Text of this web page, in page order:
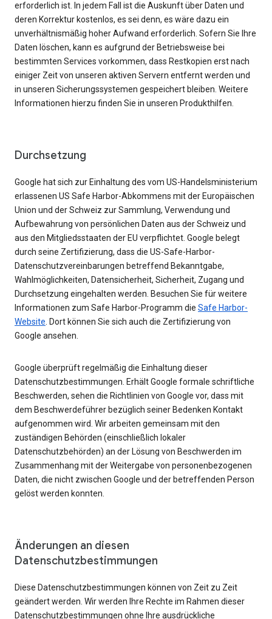
erforderlich ist. In jedem Fall ist die Auskunft über Daten und
deren Korrektur kostenlos, es sei denn, es wäre dazu ein
unverhältnismäßig hoher Aufwand erforderlich. Sofern Sie Ihre
Daten löschen, kann es aufgrund der Betriebsweise bei
bestimmten Services vorkommen, dass Restkopien erst nach
einiger Zeit von unseren aktiven Servern entfernt werden und
in unseren Sicherungssystemen gespeichert bleiben. Weitere
Informationen hierzu finden Sie in unseren Produkthilfen.
Durchsetzung
Google hat sich zur Einhaltung des vom US-Handelsministerium
erlassenen US Safe Harbor-Abkommens mit der Europäischen
Union und der Schweiz zur Sammlung, Verwendung und
Aufbewahrung von persönlichen Daten aus der Schweiz und
aus den Mitgliedsstaaten der EU verpflichtet. Google belegt
durch seine Zertifizierung, dass die US-Safe-Harbor-
Datenschutzvereinbarungen betreffend Bekanntgabe,
Wahlmöglichkeiten, Datensicherheit, Sicherheit, Zugang und
Durchsetzung eingehalten werden. Besuchen Sie für weitere
Informationen zum Safe Harbor-Programm die Safe Harbor-
Website . Dort können Sie sich auch die Zertifizierung von
Google ansehen.
Google überprüft regelmäßig die Einhaltung dieser
Datenschutzbestimmungen. Erhält Google formale schriftliche
Beschwerden, sehen die Richtlinien von Google vor, dass mit
dem Beschwerdeführer bezüglich seiner Bedenken Kontakt
aufgenommen wird. Wir arbeiten gemeinsam mit den
zuständigen Behörden (einschließlich lokaler
Datenschutzbehörden) an der Lösung von Beschwerden im
Zusammenhang mit der Weitergabe von personenbezogenen
Daten, die nicht zwischen Google und der betreffenden Person
gelöst werden konnten.
Änderungen an diesen
Datenschutzbestimmungen
Diese Datenschutzbestimmungen können von Zeit zu Zeit
geändert werden. Wir werden Ihre Rechte im Rahmen dieser
Datenschutzbestimmungen ohne Ihre ausdrückliche